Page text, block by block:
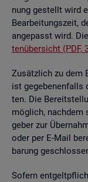
nung ge­stellt wird
Be­ar­bei­tungs­zeit,
an­ge­passt wird.
ten­über­sicht (PDF,
Zu­sätz­lich zu dem
ist ge­ge­be­nen­falls
ten. Die
mög­lich, nach­dem
ge­ber zur
oder per E-Mail
ba­rung
So­fern